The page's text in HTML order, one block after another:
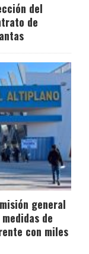
del
de
general
de
con miles